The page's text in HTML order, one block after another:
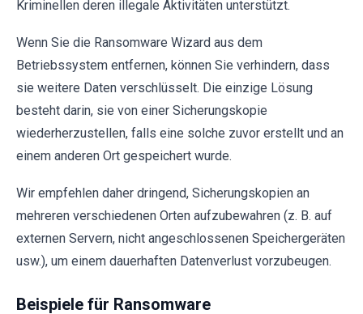
Kriminellen deren illegale Aktivitäten unterstützt.
Wenn Sie die Ransomware Wizard aus dem
Betriebssystem entfernen, können Sie verhindern, dass
sie weitere Daten verschlüsselt. Die einzige Lösung
besteht darin, sie von einer Sicherungskopie
wiederherzustellen, falls eine solche zuvor erstellt und an
einem anderen Ort gespeichert wurde.
Wir empfehlen daher dringend, Sicherungskopien an
mehreren verschiedenen Orten aufzubewahren (z. B. auf
externen Servern, nicht angeschlossenen Speichergeräten
usw.), um einem dauerhaften Datenverlust vorzubeugen.
Beispiele für Ransomware